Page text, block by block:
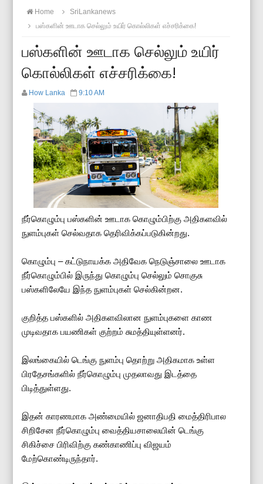
Home
SriLankanews
பஸ்களின் ஊடாக செல்லும் உயிர் கொல்லிகள் எச்சரிக்கை!
பஸ்களின் ஊடாக செல்லும் உயிர்
கொல்லிகள் எச்சரிக்கை!
How Lanka 9:10 AM
நீர்கொழும்பு பஸ்களின் ஊடாக கொழும்பிற்கு அதிகளவில்
நுளம்புகள் செல்வதாக தெரிவிக்கப்படுகின்றது.
கொழும்பு – கட்டுநாயக்க அதிவேக நெடுஞ்சாலை ஊடாக
நீர்கொழும்பில் இருந்து கொழும்பு செல்லும் சொகுசு
பஸ்களிலேயே இந்த நுளம்புகள் செல்கின்றன.
குறித்த பஸ்களில் அதிகளவிலான நுளம்புகளை காண
முடிவதாக பயணிகள் குற்றம் சுமத்தியுள்ளனர்.
இலங்கையில் டெங்கு நுளம்பு தொற்று அதிகமாக உள்ள
பிரதேசங்களில் நீர்கொழும்பு முதலாவது இடத்தை
பிடித்துள்ளது.
இதன் காரணமாக அண்மையில் ஜனாதிபதி மைத்திரிபால
சிறிசேன நீர்கொழும்பு வைத்தியசாலையின் டெங்கு
சிகிச்சை பிரிவிற்கு கண்காணிப்பு விஜயம்
மேற்கொண்டிருந்தார்.